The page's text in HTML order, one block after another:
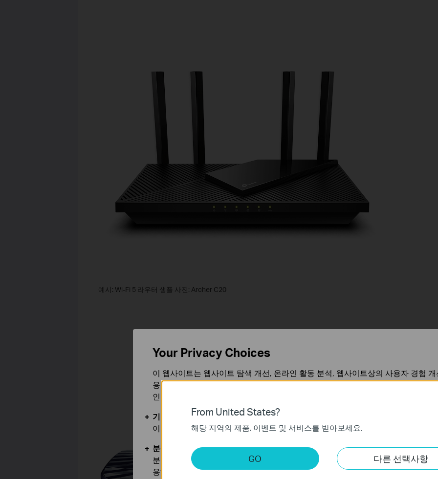
예시: Wi-Fi 5 라우터 샘플 사진: Archer C20
From United States?
해당 지역의 제품, 이벤트 및 서비스를 받아보세요.
GO 다른 선택사항
Your Privacy Choices
이 웹사이트는 웹사이트 탐색 개선, 온라인 활동 분석, 웹사이트상의 사용자 경험
용합니다. 귀하는 언제든지 쿠키 사용을 거부할 수 있습니다. 자세한 내용은개인정
인할 수 있습니다.
기본 쿠키
이 쿠키는 웹사이트가 작동하는 데 필요하며 사용자의 시스템에서 비활성화할 수 없
분석 및 마케팅 쿠키
분석 쿠키는 웹사이트의 기능을 개선하고 조정하기 위해 웹사이트에서의 사용자
용하는 쿠키입니다.